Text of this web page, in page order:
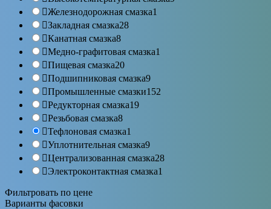
Железнодорожная смазка1
Закладная смазка28
Канатная смазка8
Медно-графитовая смазка1
Пищевая смазка20
Подшипниковая смазка9
Промышленные смазки152
Редукторная смазка19
Резьбовая смазка8
Тефлоновая смазка1
Уплотнительная смазка9
Централизованная смазка28
Электроконтактная смазка1
Фильтровать по цене
Варианты фасовки